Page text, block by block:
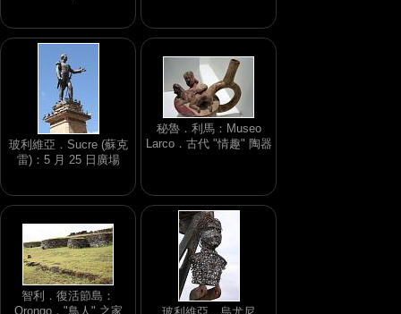
玻利維亞．Sucre (蘇克
雷)：5 月 25 日廣場
秘魯．利馬：Museo
Larco．古代 "情趣" 陶器
智利．復活節島：
Orongo．"鳥人" 之家